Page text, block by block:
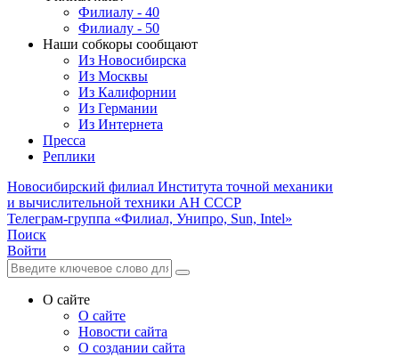
Филиалу - 40
Филиалу - 50
Наши собкоры сообщают
Из Новосибирска
Из Москвы
Из Калифорнии
Из Германии
Из Интернета
Пресса
Реплики
Новосибирский филиал Института точной механики
и вычислительной техники АН СССР
Телеграм-группа «Филиал, Унипро, Sun, Intel»
Поиск
Войти
О сайте
О сайте
Новости сайта
О создании сайта